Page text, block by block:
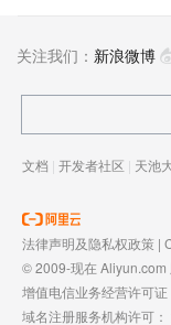
关注我们： 新浪微博
文档 | 开发者社区 | 天池
法律声明及隐私权政策 |
© 2009-现在 Aliyun.com
增值电信业务经营许可证
域名注册服务机构许可：